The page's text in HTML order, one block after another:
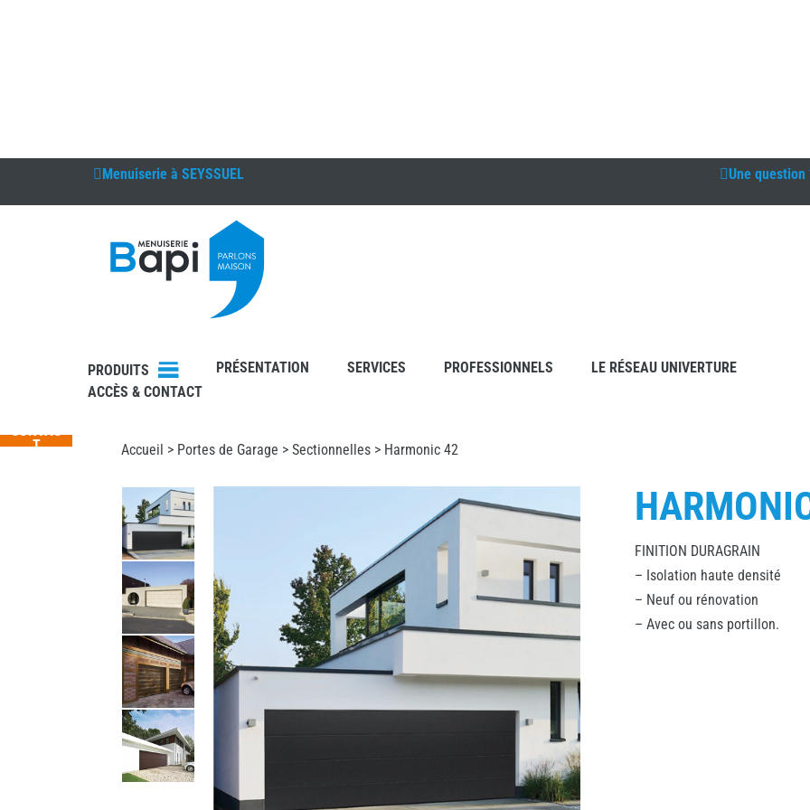
Menuiserie à SEYSSUEL Une question
PRODUITS PRÉSENTATION SERVICES PROFESSIONNELS
LE RÉSEAU UNIVERTURE
ACCÈS & CONTACT
Accueil > Portes de Garage >Sectionnelles > Harmonic 42
FINITION DURAGRAIN
– Isolation haute densité
– Neuf ou rénovation
– Avec ou sans portillon.
T